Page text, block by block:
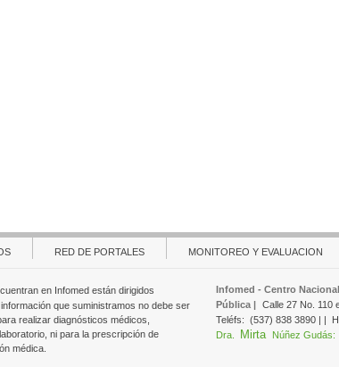
RED DE PORTALES MONITOREO Y EVALUACION
en Infomed están dirigidos
que suministramos no debe ser
realizar diagnósticos médicos,
ni para la prescripción de
médica.
Infomed - Centro
Pública | Calle 27 No. 110
Teléfs: (537) 838 3890 | |
Dra.
Mirta Núñez Gudás: